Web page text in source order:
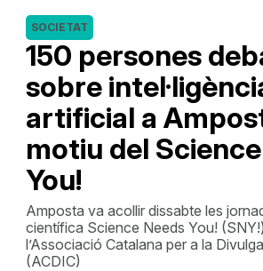
150 persones
sobre
artificial a
motiu del
You!
SOCIETAT
Amposta va acollir dissabte les
científica Science Needs You!
l’Associació Catalana per a la
(ACDIC)